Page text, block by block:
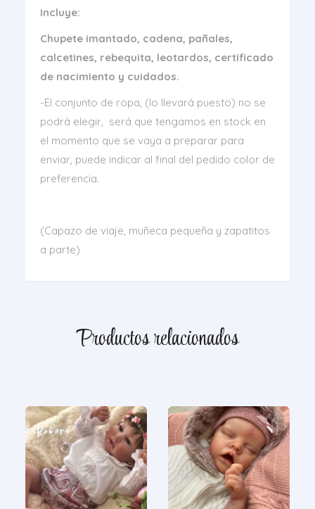
Incluye:
Chupete imantado, cadena, pañales,
calcetines, rebequita, leotardos, certificado
de nacimiento y cuidados.
-El conjunto de ropa, (lo llevará puesto) no se
podrá elegir, será que tengamos en stock en
el momento que se vaya a preparar para
enviar, puede indicar al final del pedido color de
preferencia.
(Capazo de viaje, muñeca pequeña y zapatitos
a parte)
Productos relacionados